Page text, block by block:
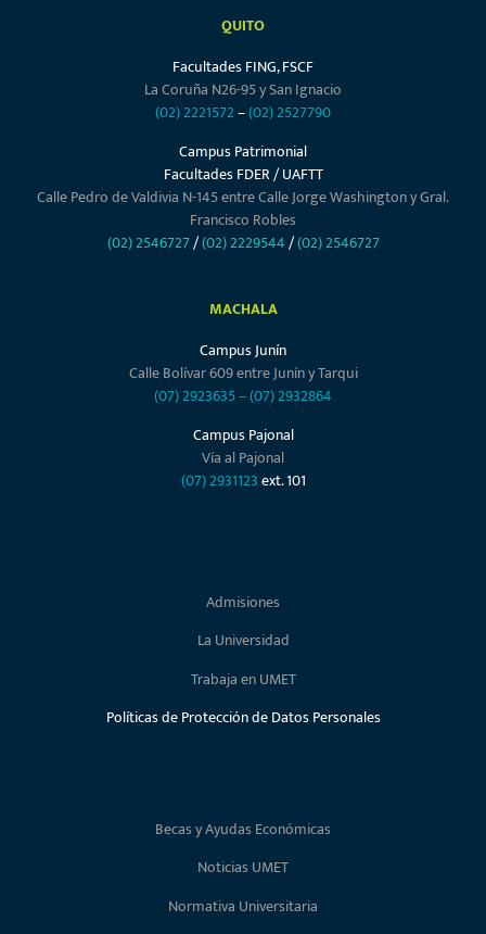
QUITO
Facultades FING, FSCF
La Coruña N26-95 y San Ignacio
(02) 2221572–(02) 2527790
Campus Patrimonial
Facultades FDER / UAFTT
Calle Pedro de Valdivia N-145 entre Calle Jorge Washington y Gral.
Francisco Robles
(02) 2546727/(02) 2229544/(02) 2546727
MACHALA
Campus Junín
Calle Bolívar 609 entre Junín y Tarqui
(07) 2923635–(07) 2932864
Campus Pajonal
Vía al Pajonal
(07) 2931123ext. 101
Admisiones
La Universidad
Trabaja en UMET
Políticas de Protección de Datos Personales
Becas y Ayudas Económicas
Noticias UMET
Normativa Universitaria